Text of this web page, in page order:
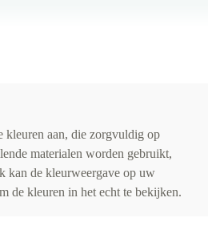
aan, die zorgvuldig op
materialen worden gebruikt,
kan de kleurweergave op uw
de kleuren in het echt te bekijken.